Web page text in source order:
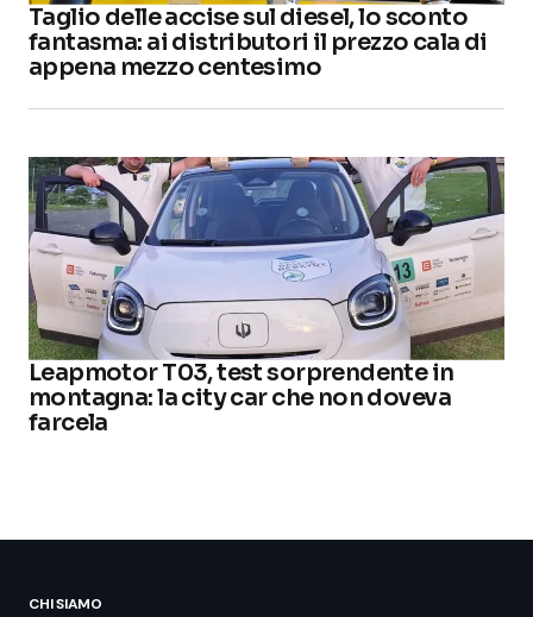
Taglio delle accise sul diesel, lo sconto
fantasma: ai distributori il prezzo cala di
appena mezzo centesimo
Leapmotor T03, test sorprendente in
montagna: la city car che non doveva
farcela
CHI SIAMO